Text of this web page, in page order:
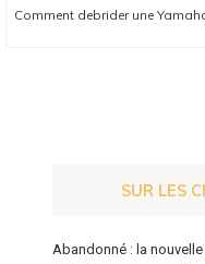
Comment debrider une
SUR LES
Abandonné : la